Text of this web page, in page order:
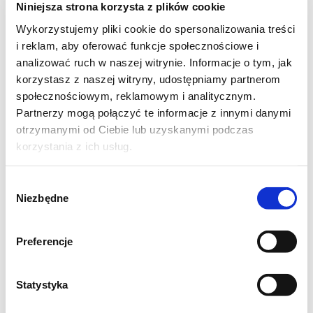
Niniejsza strona korzysta z plików cookie
Wykorzystujemy pliki cookie do spersonalizowania treści
i reklam, aby oferować funkcje społecznościowe i
analizować ruch w naszej witrynie. Informacje o tym, jak
korzystasz z naszej witryny, udostępniamy partnerom
społecznościowym, reklamowym i analitycznym.
Partnerzy mogą połączyć te informacje z innymi danymi
otrzymanymi od Ciebie lub uzyskanymi podczas
korzystania z ich usług.
zgody
Niezbędne
Preferencje
Statystyka
Wykonanie:
Szklanka = 250 ml Jabłka umyć, obrać,
zetrzeć na tarce o grubych oczkach. Dodać
cukry, cynamon i dobrze wymieszać. Jabłka
podzielić na dwie równe części.
Wszystkie sypkie składniki połączyć z
proszkiem do pieczenia i podzielić na trzy
równe części. Dno blaszki o wymiarach 35 cm
x 24 cm wyłożyć papierem do pieczenia.
Papier i boki blaszki wysmarować masłem.
Wsypać jedną cześć sypkich składników.
Rozłożyć połowę jabłek, przykryć drugą
częścią sypkich składników. Wyłożyć drugą
połowę jabłek i rozłożyć resztę sypkich